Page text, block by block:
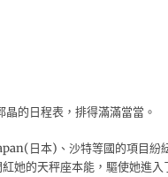
的日程表，排得滿滿當當。
日本)、沙特等國的項目紛
她的天秤座本能，驅使她進入